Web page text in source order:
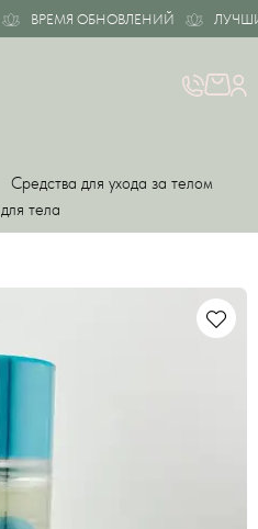
ВРЕМЯ ОБНОВЛЕНИЙ ЛУЧШИЕ
Средства для ухода за телом
тела